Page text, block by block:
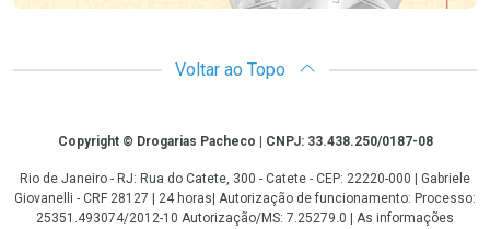
Voltar ao Topo
CopyrightCopyright © Drogarias Pacheco | CNPJ: 33.438.250/0187-08
Rio de Janeiro - RJ: Rua do Catete, 300 - Catete - CEP: 22220-000 | Gabriele
Giovanelli - CRF 28127 | 24 horas| Autorização de funcionamento: Processo:
25351.493074/2012-10 Autorização/MS: 7.25279.0 | As informações